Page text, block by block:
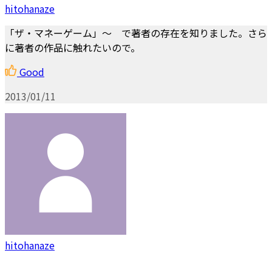
hitohanaze
「ザ・マネーゲーム」～ で著者の存在を知りました。さら
に著者の作品に触れたいので。
Good
2013/01/11
hitohanaze